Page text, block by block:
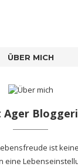
ÜBER MICH
Ager
ist
eine